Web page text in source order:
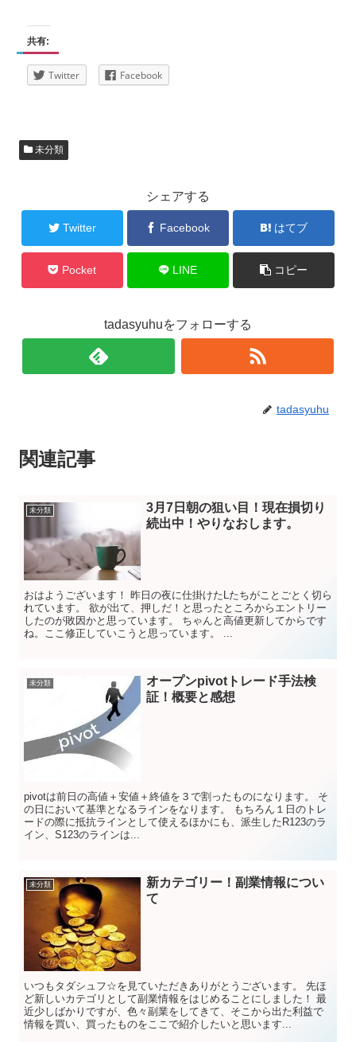
共有:
Twitter Facebook
未分類
シェアする
Twitter Facebook はてブ
Pocket LINE コピー
tadasyuhuをフォローする
tadasyuhu
関連記事
未分類
3月7日朝の狙い目！現在損切り
続出中！やりなおします。
おはようございます！ 昨日の夜に仕掛けたLたちがことごとく切ら
れています。 欲が出て、押しだ！と思ったところからエントリー
したのが敗因かと思っています。 ちゃんと高値更新してからです
ね。ここ修正していこうと思っています。 ...
未分類
オープンpivotトレード手法検
証！概要と感想
pivotは前日の高値＋安値＋終値を３で割ったものになります。 そ
の日において基準となるラインをなります。 もちろん１日のトレ
ードの際に抵抗ラインとして使えるほかにも、派生したR123のラ
イン、S123のラインは...
未分類
新カテゴリー！副業情報につい
て
いつもタダシュフ☆を見ていただきありがとうございます。 先ほ
ど新しいカテゴリとして副業情報をはじめることにしました！ 最
近少しばかりですが、色々副業をしてきて、そこから出た利益で
情報を買い、買ったものをここで紹介したいと思います...